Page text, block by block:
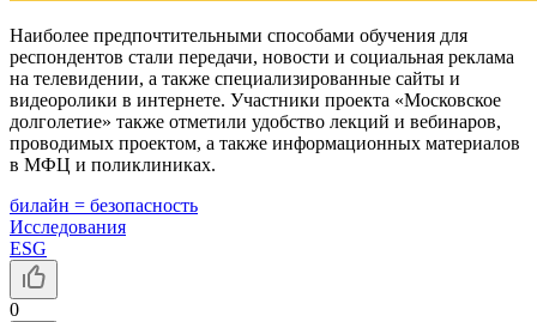
Наиболее предпочтительными способами обучения для
респондентов стали передачи, новости и социальная реклама
на телевидении, а также специализированные сайты и
видеоролики в интернете. Участники проекта «Московское
долголетие» также отметили удобство лекций и вебинаров,
проводимых проектом, а также информационных материалов
в МФЦ и поликлиниках.
билайн = безопасность
Исследования
ESG
0